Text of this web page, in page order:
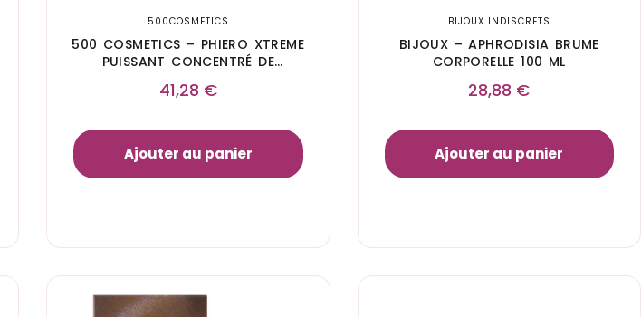
500COSMETICS
500 COSMETICS – PHIERO XTREME
PUISSANT CONCENTRÉ DE
41,28 €
Ajouter au panier
BIJOUX INDISCRETS
BIJOUX – APHRODISIA BRUME
CORPORELLE 100 ML
28,88 €
Ajouter au panier